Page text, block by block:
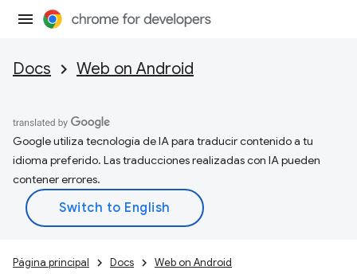
Docs Web on Android
Google utiliza tecnología de IA para traducir contenido a tu
idioma preferido. Las traducciones realizadas con IA pueden
contener errores.
Página principal Docs
Web on Android